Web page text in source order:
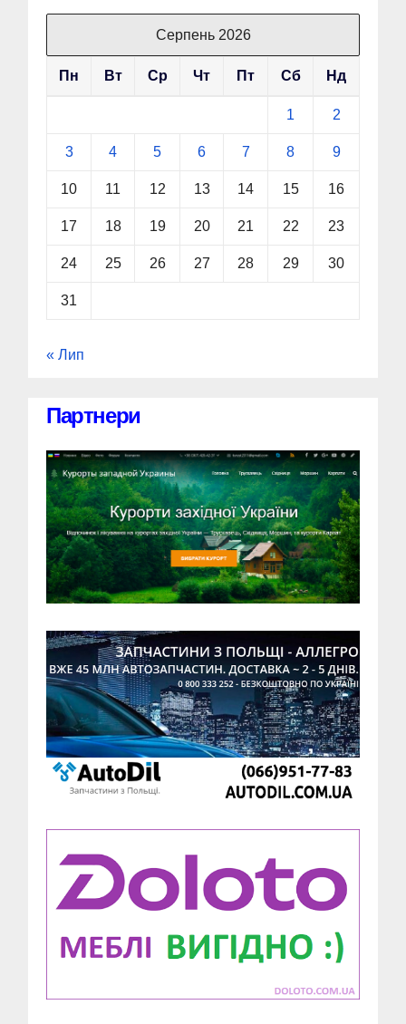
Серпень 2026
Пн Вт Ср Чт Пт Сб Нд
1 2
3 4 5 6 7 8 9
10 11 12 13 14 15 16
17 18 19 20 21 22 23
24 25 26 27 28 29 30
31
« Лип
Партнери